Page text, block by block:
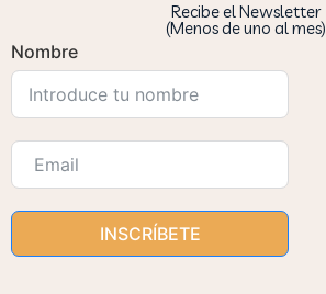
Recibe el Newsletter
(Menos de uno al mes)
Nombre
INSCRÍBETE